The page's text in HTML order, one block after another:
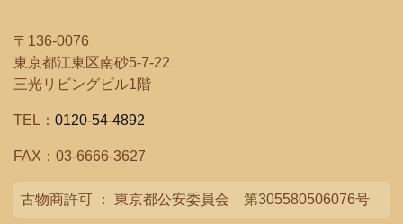
〒136-0076
東京都江東区南砂5-7-22
三光リビングビル1階
TEL： 0120-54-4892
FAX：03-6666-3627
古物商許可 ： 東京都公安委員会 第305580506076号